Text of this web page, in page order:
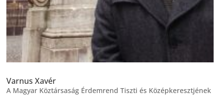
Varnus Xavér
A Magyar Köztársaság Érdemrend Tiszti és Középkeresztjének